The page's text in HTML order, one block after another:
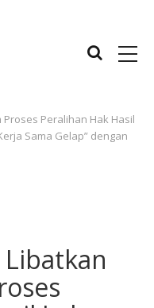
Peralihan Hak Hasil
Sama Gelap” dengan